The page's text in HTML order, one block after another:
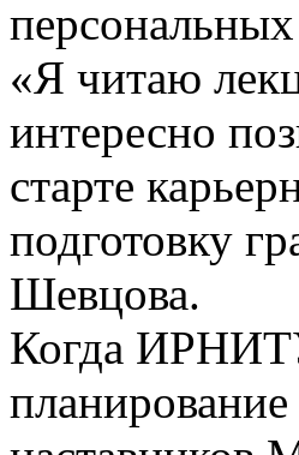
«Я читаю
интересно
старте
подготовку
Шевцова.
Когда